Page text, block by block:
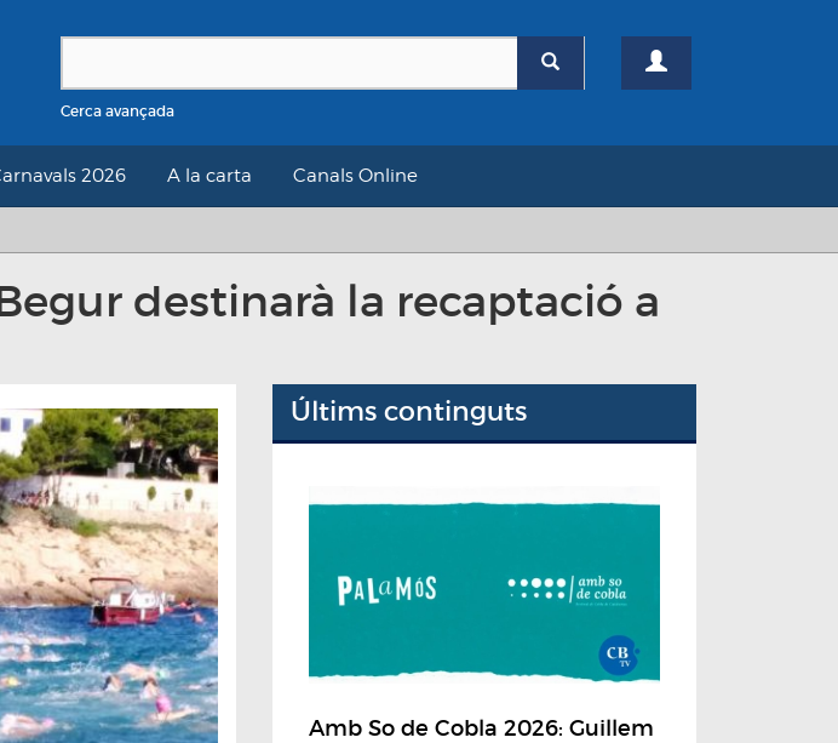
Cerca avançada
2026 A la carta Canals Online
destinarà la recaptació a
Últims continguts
Amb So de Cobla 2026: Guillem